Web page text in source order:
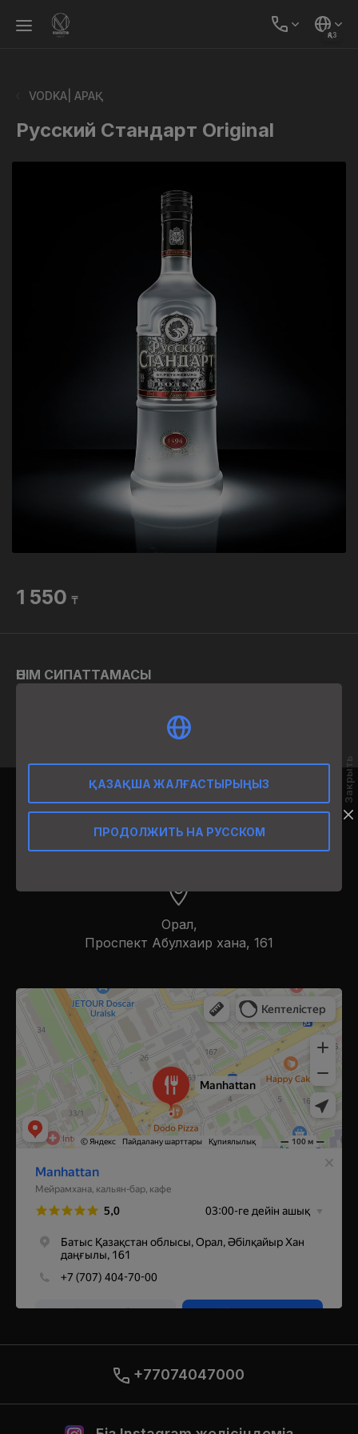
ҚАЗ
VODKA| АРАҚ
Русский Стандарт Original
1 550 ₸
ӨНІМ СИПАТТАМАСЫ
12:00-02:00
Орал,
​Проспект Абулхаир хана, 161
Manhattan
Ресторан в Уральске
Кальян-бар в Уральске
+77074047000
ҚАЗАҚША ЖАЛҒАСТЫРЫҢЫЗ
ПРОДОЛЖИТЬ НА РУССКОМ
Закрыть